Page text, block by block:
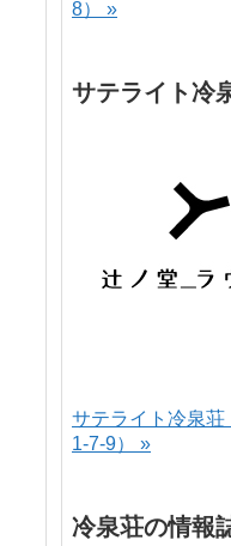
8） »
サテライト冷
サテライト冷泉
1-7-9） »
冷泉荘の情報